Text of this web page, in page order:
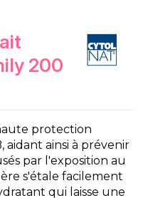
200
protection
aidant ainsi à prévenir
par l'exposition au
s'étale facilement
qui laisse une